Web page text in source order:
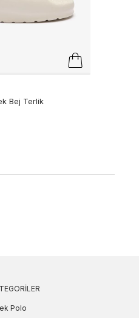
Bej Terlik
Polo